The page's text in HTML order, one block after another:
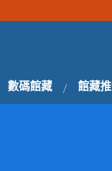
數碼館藏 館藏